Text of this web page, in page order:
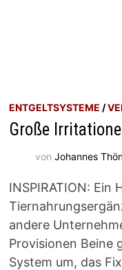
ENTGELTSYSTEME /
Große
vonJohannes
INSPIRATION: Ein
andere
Provisionen Beine
System um, das